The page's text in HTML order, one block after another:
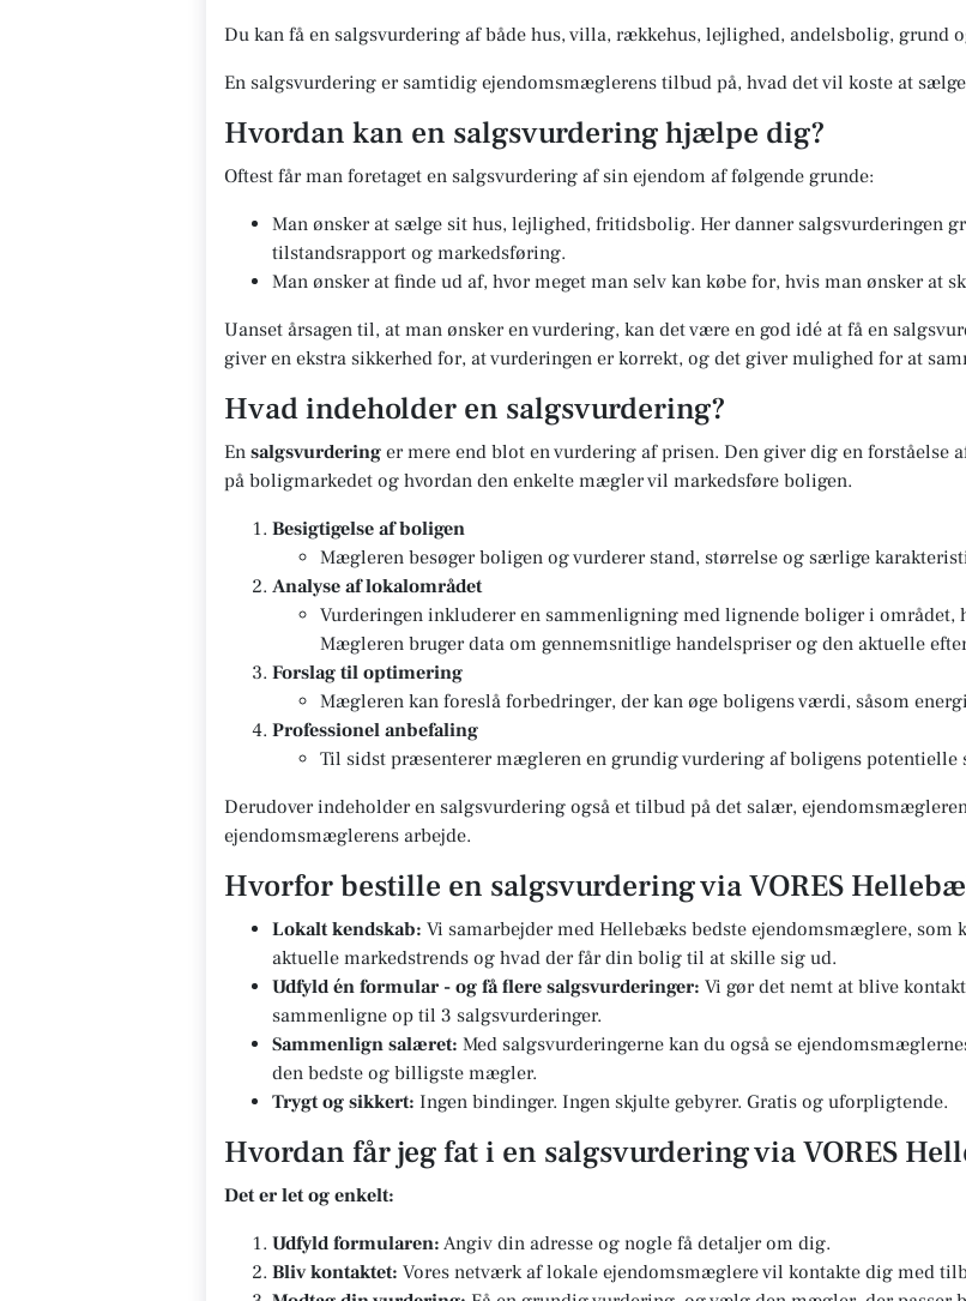
Du kan få en salgsvurdering af både hus, villa, rækkehus, lejlighed, andelsbolig, grund
En salgsvurdering er samtidig ejendomsmæglerens tilbud på, hvad det vil koste at
Hvordan kan en salgsvurdering hjælpe dig?
Oftest får man foretaget en salgsvurdering af sin ejendom af følgende grunde:
Man ønsker at sælge sit hus, lejlighed, fritidsbolig. Her danner salgsvurderingen
tilstandsrapport og markedsføring.
Man ønsker at finde ud af, hvor meget man selv kan købe for, hvis man ønsker at
Uanset årsagen til, at man ønsker en vurdering, kan det være en god idé at få en
giver en ekstra sikkerhed for, at vurderingen er korrekt, og det giver mulighed for at
Hvad indeholder en salgsvurdering?
En salgsvurdering er mere end blot en vurdering af prisen. Den giver dig en
på boligmarkedet og hvordan den enkelte mægler vil markedsføre boligen.
Besigtigelse af boligen
Mægleren besøger boligen og vurderer stand, størrelse og særlige
Analyse af lokalområdet
Vurderingen inkluderer en sammenligning med lignende boliger i
Mægleren bruger data om gennemsnitlige handelspriser og den aktuelle
Forslag til optimering
Mægleren kan foreslå forbedringer, der kan øge boligens værdi, såsom
Professionel anbefaling
Til sidst præsenterer mægleren en grundig vurdering af boligens potentielle
Derudover indeholder en salgsvurdering også et tilbud på det salær,
ejendomsmæglerens arbejde.
Hvorfor bestille en salgsvurdering via VORES
Lokalt kendskab: Vi samarbejder med Hellebæks bedste ejendomsmæglere, som
aktuelle markedstrends og hvad der får din bolig til at skille sig ud.
Udfyld én formular - og få flere salgsvurderinger: Vi gør det nemt at blive
sammenligne op til 3 salgsvurderinger.
Sammenlign salæret: Med salgsvurderingerne kan du også se
den bedste og billigste mægler.
Trygt og sikkert: Ingen bindinger. Ingen skjulte gebyrer. Gratis og uforpligtende.
Hvordan får jeg fat i en salgsvurdering via VORES
Det er let og enkelt:
Udfyld formularen: Angiv din adresse og nogle få detaljer om dig.
Bliv kontaktet: Vores netværk af lokale ejendomsmæglere vil kontakte dig med